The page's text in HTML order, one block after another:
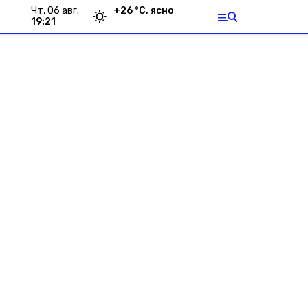
чт, 06 авг.
19:21
+26 °С, ясно